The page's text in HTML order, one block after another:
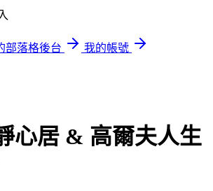
部落格後台
我的帳號
心居 & 高爾夫人生